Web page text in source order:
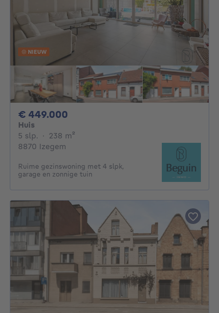
NIEUW
€ 449.000
Huis
5 slp. 5 slaapkamers
· 238 m²
8870 Izegem
Ruime gezinswoning met 4 slpk,
garage en zonnige tuin